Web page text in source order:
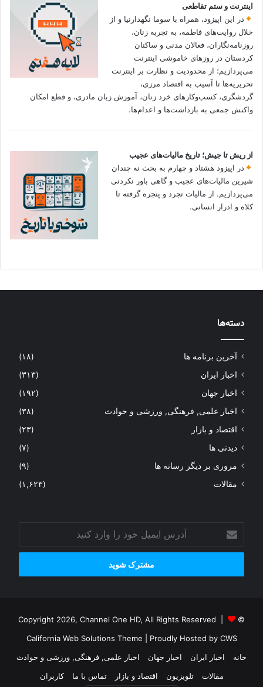
اینترنت و ستم تقاطعی
در این اپیزود، همراه با سوما نگهدارنیا و از
خلال روایت‌های فاطمه، به تجربه زنان،
روزنامه‌نگاران، فعالان مدنی و ساکنان
کردستان در روزهای خاموشی اینترنت
می‌پردازیم؛ از محدودیت و نظارت بر اینترنت
تحریریه‌ها تا آسیب به اقتصاد مرزی،
گردشگری، کسب‌وکارهای خرد زنان، آموزش زبان مادری، و قطع امکان
واکنش جمعی به بازداشت‌ها و اعدام‌ها.
از ریش تا جیش؛ تاریخ مالیات‌های عجیب
در اپیزود هشتاد و چهارم به بحث نه چندان
شیرین مالیات‌های عجیب و گاهی باور نکردنی‌
می‌پردازیم. از مالیات تجرد و پنجره گرفته تا
کلاه و ادرار انسانی.
دسته‌ها
آخرین برنامه ها
(۱۸)
اخبار ایران
(۳۱۳)
اخبار جهان
(۱۹۲)
اخبار علمی, فرهنگی, ورزشی و حوادث
(۳۸)
اقتصاد و بازار
(۲۳)
دیدنی ها
(۷)
مروری بر دیگر رسانه ها
(۹)
مقالات
(۱,۶۲۳)
ایمیل
خود
وارد
© Copyright 2026, Channel One HD, All Rights Reserved |
California Web Solutions Theme | Proudly Hosted by CWS
خانه
اخبار ایران اخبار جهان
اخبار علمی, فرهنگی, ورزشی و حوادث
مقالات
تلویزیون اقتصاد و بازار تماس با ما کاربران